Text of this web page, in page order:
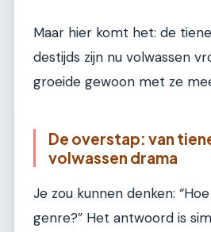
Maar hier komt het: de
destijds zijn nu volwassen
groeide gewoon met ze
De overstap: van
volwassen drama
Je zou kunnen denken:
genre?” Het antwoord is